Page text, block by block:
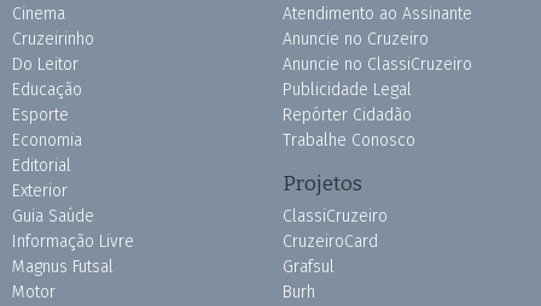
Cinema
Cruzeirinho
Do Leitor
Educação
Esporte
Economia
Editorial
Exterior
Guia Saúde
Informação Livre
Magnus Futsal
Motor
Atendimento ao Assinante
Anuncie no Cruzeiro
Anuncie no ClassiCruzeiro
Publicidade Legal
Repórter Cidadão
Trabalhe Conosco
Projetos
ClassiCruzeiro
CruzeiroCard
Grafsul
Burh